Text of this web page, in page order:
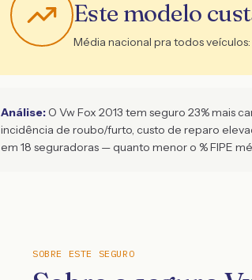
Este modelo
Média nacional pra todos veículos:
Análise: O Vw Fox 2013 tem seguro 23% mais
incidência de roubo/furto, custo de reparo
em 18 seguradoras — quanto menor o % FIPE
SOBRE ESTE SEGURO